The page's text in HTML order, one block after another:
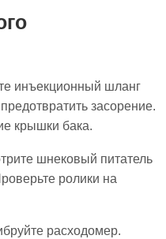
инъекционный шланг
засорение.
крышки бака.
шнековый питатель
ролики на
расходомер.